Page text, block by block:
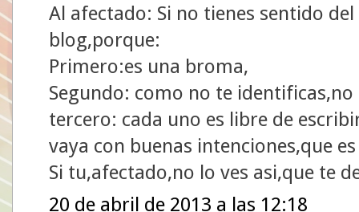
Al afectado: Si no tienes sentido
blog,porque:
Primero:es una broma,
Segundo: como no te
tercero: cada uno es libre de
vaya con buenas intenciones,que
Si tu,afectado,no lo ves asi,que te
20 de abril de 2013 a las 12:18